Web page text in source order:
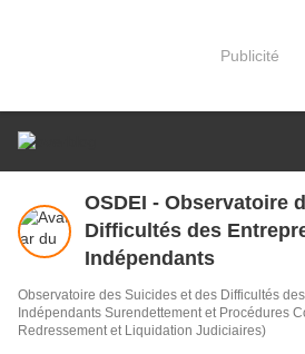
Publicité
OSDEI - Observatoire
Difficultés des
Indépendants
Observatoire des Suicides et des Difficultés
Indépendants Surendettement et Procédures
Redressement et Liquidation Judiciaires)